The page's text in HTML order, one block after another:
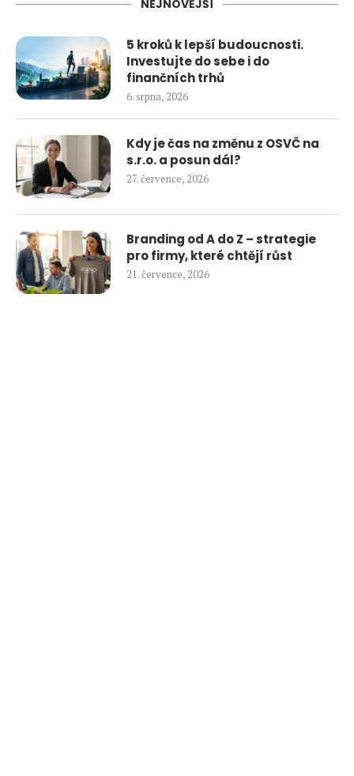
NEJNOVĚJŠÍ
5 kroků k lepší budoucnosti.
Investujte do sebe i do
finančních trhů
6. srpna, 2026
Kdy je čas na změnu z OSVČ na
s.r.o. a posun dál?
27. července, 2026
Branding od A do Z – strategie
pro firmy, které chtějí růst
21. července, 2026